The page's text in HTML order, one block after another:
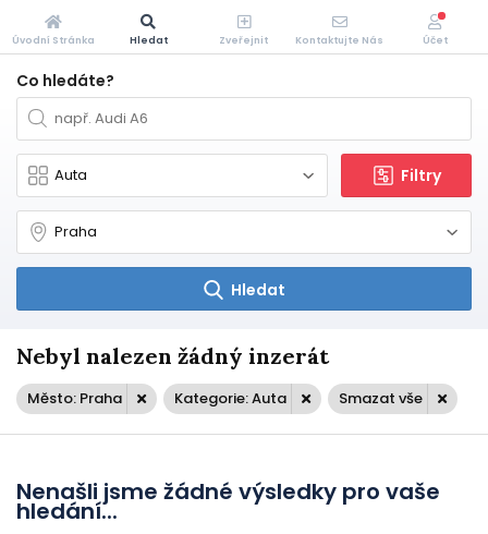
Co hledáte?
Filtry
Hledat
Nebyl nalezen žádný inzerát
Město: Praha Kategorie: Auta Smazat vše
Nenašli jsme žádné výsledky pro vaše
hledání...
Úvodní Stránka Hledat Zveřejnit Kontaktujte Nás Účet